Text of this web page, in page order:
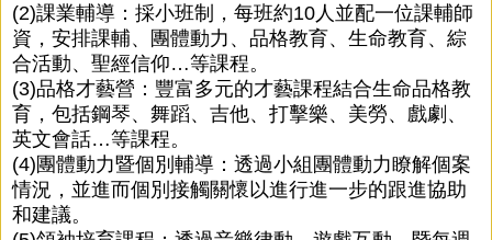
(2)課業輔導：採小班制，每班約10人並配一位課輔師
資，安排課輔、團體動力、品格教育、生命教育、綜
合活動、聖經信仰…等課程。
(3)品格才藝營：豐富多元的才藝課程結合生命品格教
育，包括鋼琴、舞蹈、吉他、打擊樂、美勞、戲劇、
英文會話…等課程。
(4)團體動力暨個別輔導：透過小組團體動力瞭解個案
情況，並進而個別接觸關懷以進行進一步的跟進協助
和建議。